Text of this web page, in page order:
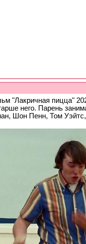
"Лакричная пицца"
него. Парень
Шон Пенн, Том